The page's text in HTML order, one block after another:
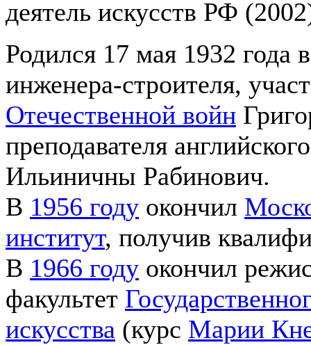
деятель искусств РФ
Родился 17 мая 1932 года
инженера-строителя,
Отечественной войн
преподавателя
Ильиничны Рабинович.
В 1956 году окончил
институт, получив
В 1966 году окончил
факультет
искусства (курс Марии